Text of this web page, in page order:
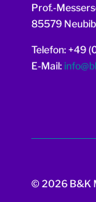
Prof.-
85579
Telefon: +49
E-Mail:
© 2026 B&K